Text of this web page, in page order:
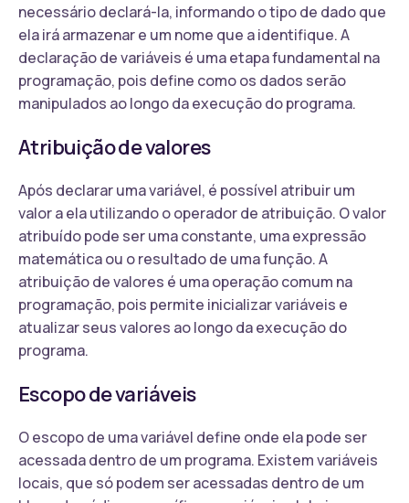
necessário declará-la, informando o tipo de dado que
ela irá armazenar e um nome que a identifique. A
declaração de variáveis é uma etapa fundamental na
programação, pois define como os dados serão
manipulados ao longo da execução do programa.
Atribuição de valores
Após declarar uma variável, é possível atribuir um
valor a ela utilizando o operador de atribuição. O valor
atribuído pode ser uma constante, uma expressão
matemática ou o resultado de uma função. A
atribuição de valores é uma operação comum na
programação, pois permite inicializar variáveis e
atualizar seus valores ao longo da execução do
programa.
Escopo de variáveis
O escopo de uma variável define onde ela pode ser
acessada dentro de um programa. Existem variáveis
locais, que só podem ser acessadas dentro de um